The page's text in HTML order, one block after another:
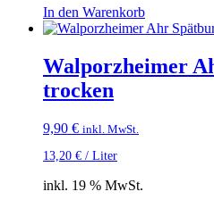
In den Warenkorb
Walporzheimer
trocken
9,90 € inkl. MwSt.
13,20 € / Liter
inkl. 19 % MwSt.